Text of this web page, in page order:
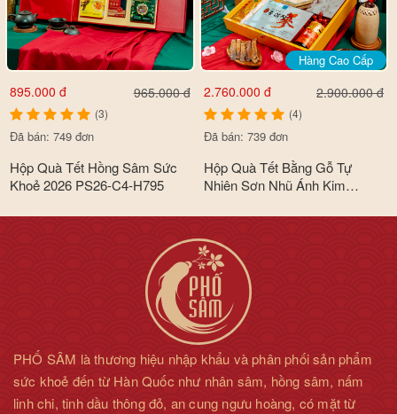
895.000 đ 965.000 đ
(3)
Đã bán: 749 đơn
Hộp Quà Tết Hồng Sâm Sức
Khoẻ 2026 PS26-C4-H795
Hàng Cao Cấp
2.760.000 đ 2.900.000 đ
(4)
Đã bán: 739 đơn
Hộp Quà Tết Bằng Gỗ Tự
Nhiên Sơn Nhũ Ánh Kim
B6-HQ2560
PHỐ SÂM là thương hiệu nhập khẩu và phân phối sản phẩm
sức khoẻ đến từ Hàn Quốc như nhân sâm, hồng sâm, nấm
linh chi, tinh dầu thông đỏ, an cung ngưu hoàng, có mặt từ